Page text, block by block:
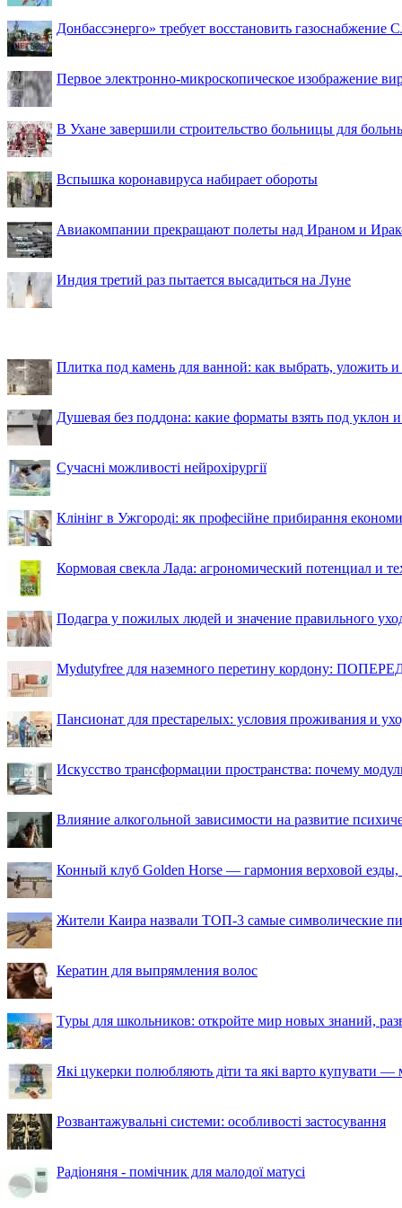
Донбассэнерго» требует восстановить газоснабжение
Первое электронно-микроскопическое изображение
В Ухане завершили строительство больницы для
Вспышка коронавируса набирает обороты
Авиакомпании прекращают полеты над Ираном и
Индия третий раз пытается высадиться на Луне
Плитка под камень для ванной: как выбрать, уложить
Душевая без поддона: какие форматы взять под уклон
Сучасні можливості нейрохірургії
Клінінг в Ужгороді: як професійне прибирання
Кормовая свекла Лада: агрономический потенциал и
Подагра у пожилых людей и значение правильного
Mydutyfree для наземного перетину кордону:
Пансионат для престарелых: условия проживания и
Искусство трансформации пространства: почему
Влияние алкогольной зависимости на развитие
Конный клуб Golden Horse — гармония верховой езды,
Жители Каира назвали ТОП-3 самые символические
Кератин для выпрямления волос
Туры для школьников: откройте мир новых знаний,
Які цукерки полюбляють діти та які варто купувати —
Розвантажувальні системи: особливості застосування
Радіоняня - помічник для малодої матусі